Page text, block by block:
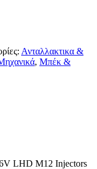
Ανταλλακτικα &
, Μπέκ &
LHD M12 Injectors